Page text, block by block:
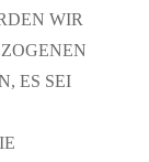
WIR
ES SEI